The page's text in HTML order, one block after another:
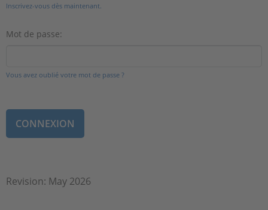
Inscrivez-vous dès maintenant.
Mot de passe:
Vous avez oublié votre mot de passe ?
Revision: May 2026